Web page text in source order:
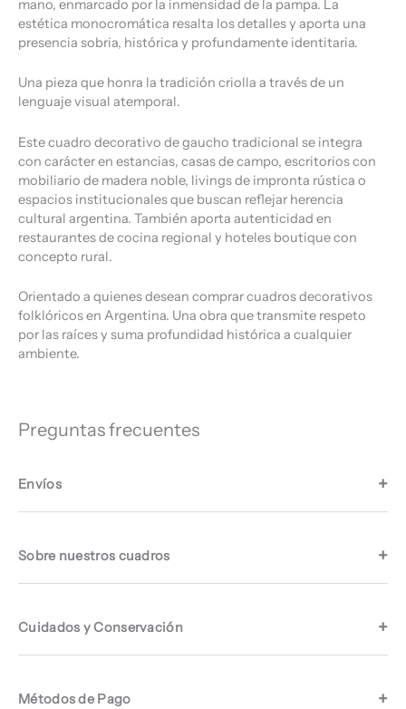
mano, enmarcado por la inmensidad de la pampa. La
estética monocromática resalta los detalles y aporta una
presencia sobria, histórica y profundamente identitaria.
Una pieza que honra la tradición criolla a través de un
lenguaje visual atemporal.
Este cuadro decorativo de gaucho tradicional se integra
con carácter en estancias, casas de campo, escritorios con
mobiliario de madera noble, livings de impronta rústica o
espacios institucionales que buscan reflejar herencia
cultural argentina. También aporta autenticidad en
restaurantes de cocina regional y hoteles boutique con
concepto rural.
Orientado a quienes desean comprar cuadros decorativos
folklóricos en Argentina. Una obra que transmite respeto
por las raíces y suma profundidad histórica a cualquier
ambiente.
Preguntas frecuentes
Envíos
Sobre nuestros cuadros
Cuidados y Conservación
Métodos de Pago